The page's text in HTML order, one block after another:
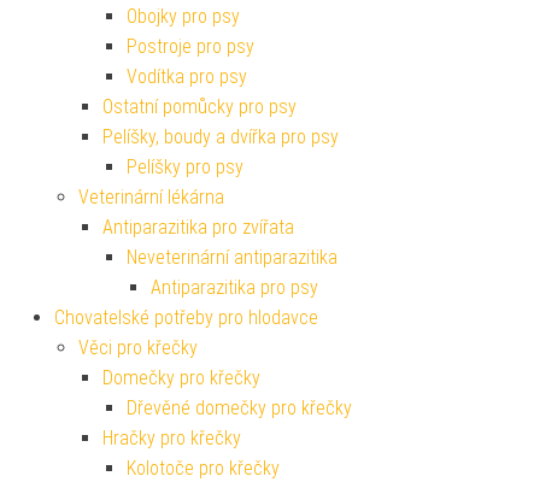
Obojky pro psy
Postroje pro psy
Vodítka pro psy
Ostatní pomůcky pro psy
Pelíšky, boudy a dvířka pro psy
Pelíšky pro psy
Veterinární lékárna
Antiparazitika pro zvířata
Neveterinární antiparazitika
Antiparazitika pro psy
Chovatelské potřeby pro hlodavce
Věci pro křečky
Domečky pro křečky
Dřevěné domečky pro křečky
Hračky pro křečky
Kolotoče pro křečky